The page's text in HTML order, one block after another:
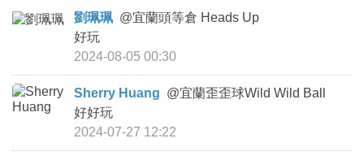
劉珮珮 @宜蘭頭等倉 Heads Up
好玩
2024-08-05 00:30
Sherry Huang @宜蘭歪歪球Wild Wild Ball
好好玩
2024-07-27 12:22